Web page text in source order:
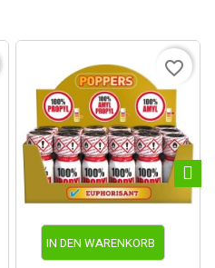
IN DEN WARENKORB
favorite_border